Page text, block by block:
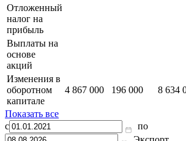
Отложенный
налог на
прибыль
Выплаты на
основе
акций
Изменения в
оборотном
капитале
4 867 000 196 000 8 634
Показать все
с
по